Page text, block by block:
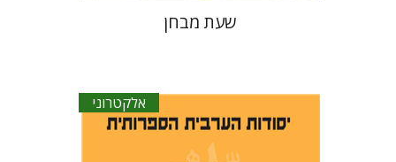
שעת מבחן
אלקטרוני
תקוה חסון